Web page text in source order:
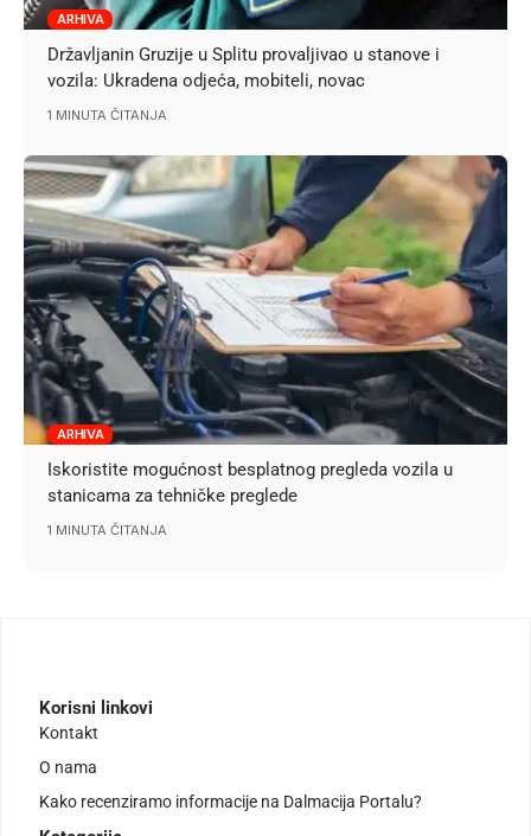
ARHIVA
Državljanin Gruzije u Splitu provaljivao u stanove i
vozila: Ukradena odjeća, mobiteli, novac
1 MINUTA ČITANJA
ARHIVA
Iskoristite mogućnost besplatnog pregleda vozila u
stanicama za tehničke preglede
1 MINUTA ČITANJA
Korisni linkovi
Kontakt
O nama
Kako recenziramo informacije na Dalmacija Portalu?